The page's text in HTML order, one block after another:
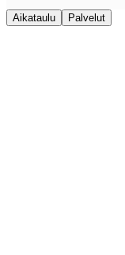
Aikataulu Palvelut